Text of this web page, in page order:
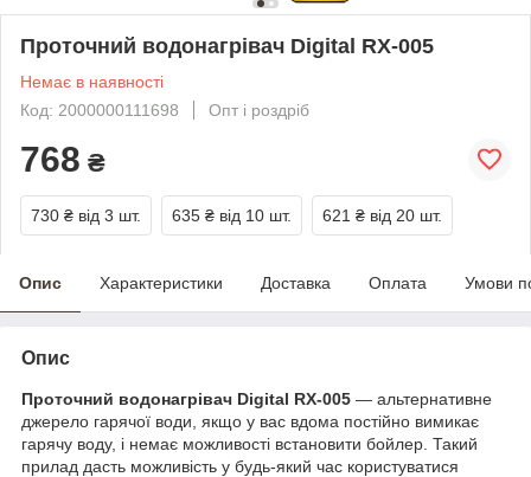
Проточний водонагрівач Digital RX-005
Немає в наявності
Код: 2000000111698
Опт і роздріб
768 ₴
730 ₴ від 3 шт. 635 ₴ від 10 шт. 621 ₴ від 20 шт.
Опис Характеристики Доставка Оплата Умови
Опис
Проточний водонагрівач Digital RX-005 — альтернативне
джерело гарячої води, якщо у вас вдома постійно вимикає
гарячу воду, і немає можливості встановити бойлер. Такий
прилад дасть можливість у будь-який час користуватися